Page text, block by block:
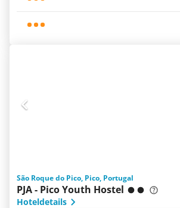
São Roque do Pico, Pico, Portugal
PJA - Pico Youth Hostel
Hoteldetails